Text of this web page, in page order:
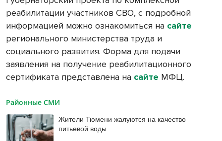
реабилитации участников СВО, с подробной
информацией можно ознакомиться на сайте
регионального министерства труда и
социального развития. Форма для подачи
заявления на получение реабилитационного
сертификата представлена на сайте МФЦ.
Районные СМИ
Жители Тюмени жалуются на качество
питьевой воды